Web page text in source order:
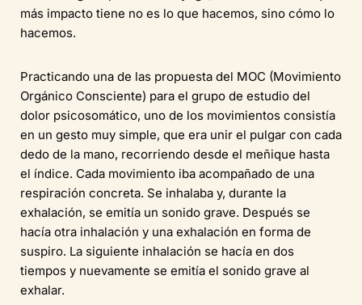
más impacto tiene no es lo que hacemos, sino cómo lo
hacemos.
Practicando una de las propuesta del MOC (Movimiento
Orgánico Consciente) para el grupo de estudio del
dolor psicosomático, uno de los movimientos consistía
en un gesto muy simple, que era unir el pulgar con cada
dedo de la mano, recorriendo desde el meñique hasta
el índice. Cada movimiento iba acompañado de una
respiración concreta. Se inhalaba y, durante la
exhalación, se emitía un sonido grave. Después se
hacía otra inhalación y una exhalación en forma de
suspiro. La siguiente inhalación se hacía en dos
tiempos y nuevamente se emitía el sonido grave al
exhalar.